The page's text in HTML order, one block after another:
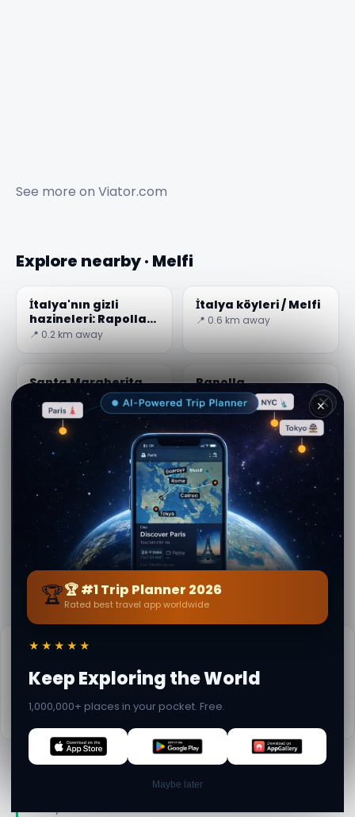
See more on Viator.com
Explore nearby · Melfi
İtalya'nın gizli
hazineleri: Rapolla
lahiti
📍 0.2 km away
İtalya köyleri / Melfi
📍 0.6 km away
Santa Margherita
Kaya Kilisesi
📍 1.3 km away
Rapolla
📍 2.8 km away
Embrici Kulesi
Arkeolojik Kompleksi
📍 8.1 km away
Atella Paleolitik
Parkı
📍 13.6 km away
Venosa ve Aragon
Kalesi Müzesi
📍 14.3 km away
Venosa arkeolojik
alanı
📍 14.7 km away
Pratik bilgiler
Ziyaret için en iyi zaman:
Bahar'dan sonbahara (Nisan-Ekim)
Wikipedia'da daha fazla bilgi
Federica Saul
yer 62 dilde
🏆🏆 #1 Trip Planner 2026
Rated best travel app worldwide